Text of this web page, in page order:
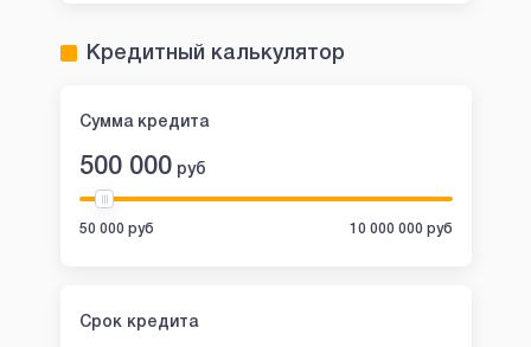
Кредитный калькулятор
Сумма кредита
500 000 руб
50 000 руб 10 000 000 руб
Срок кредита